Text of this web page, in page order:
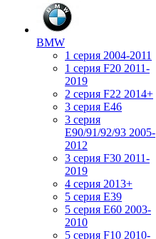
BMW
1 серия 2004-2011
1 серия F20 2011-
2019
2 серия F22 2014+
3 серия Е46
3 серия
E90/91/92/93 2005-
2012
3 серия F30 2011-
2019
4 серия 2013+
5 серия E39
5 серия E60 2003-
2010
5 серия F10 2010-